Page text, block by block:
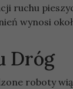
ruchu
wynosi
Dróg
roboty